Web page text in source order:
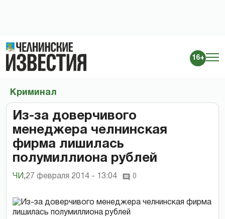
16+
Криминал
Из-за доверчивого
менеджера челнинская
фирма лишилась
полумиллиона рублей
ЧИ ,27 февраля 2014 - 13:04 0